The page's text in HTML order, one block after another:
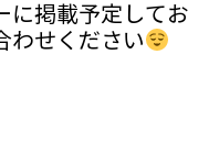
に掲載予定してお
わせください